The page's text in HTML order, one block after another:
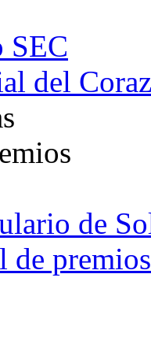
SEC
del
de
de premios